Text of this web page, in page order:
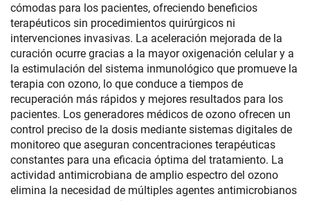
cómodas para los pacientes, ofreciendo beneficios
terapéuticos sin procedimientos quirúrgicos ni
intervenciones invasivas. La aceleración mejorada de la
curación ocurre gracias a la mayor oxigenación celular y a
la estimulación del sistema inmunológico que promueve la
terapia con ozono, lo que conduce a tiempos de
recuperación más rápidos y mejores resultados para los
pacientes. Los generadores médicos de ozono ofrecen un
control preciso de la dosis mediante sistemas digitales de
monitoreo que aseguran concentraciones terapéuticas
constantes para una eficacia óptima del tratamiento. La
actividad antimicrobiana de amplio espectro del ozono
elimina la necesidad de múltiples agentes antimicrobianos